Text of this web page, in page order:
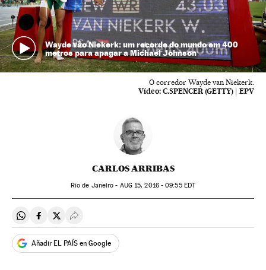
Wayde vão Niekerk: um recorde do mundo em 400
metros para apagar a Michael Johnson
O corredor Wayde van Niekerk.
Vídeo: C.SPENCER (GETTY) | EPV
CARLOS ARRIBAS
Río de Janeiro - AUG15, 2016 - 09:55EDT
Compartir en Whatsapp
Compartir en Facebook
Compartir en Twitter
Desplegar Redes Sociales
Añadir EL PAÍS en Google